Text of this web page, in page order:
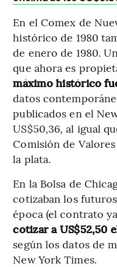
En el Comex de
histórico de 1980
de enero de 1980.
que ahora es
máximo histórico
datos
publicados en el
US$50,36, al igual
Comisión de
la plata.
En la Bolsa de
cotizaban los
época (el contrato
cotizar a US$52,50
según los datos de
New York Times.